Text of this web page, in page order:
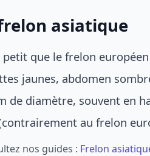
asiatique
que le frelon européen
jaunes, abdomen
de diamètre, souvent en
au frelon
nos guides : Frelon